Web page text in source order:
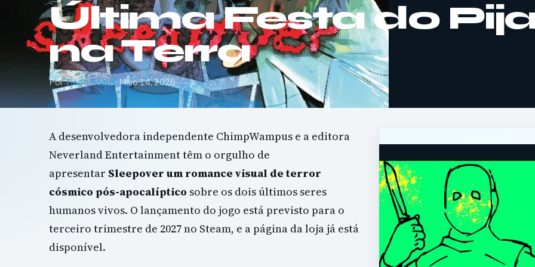
Última Festa do
na Terra
PorTiago Roque·Maio 14, 2026
A desenvolvedora independente ChimpWampus e a editora
Neverland Entertainment têm o orgulho de
apresentar Sleepover um romance visual de terror
cósmico pós-apocalíptico sobre os dois últimos seres
humanos vivos. O lançamento do jogo está previsto para o
terceiro trimestre de 2027 no Steam, e a página da loja já está
disponível.